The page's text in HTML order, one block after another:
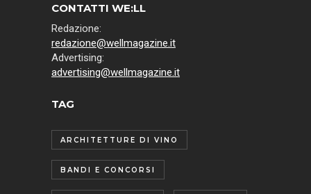
CONTATTI WE:LL
Redazione:
redazione@wellmagazine.it
Advertising:
advertising@wellmagazine.it
TAG
ARCHITETTURE DI VINO
BANDI E CONCORSI